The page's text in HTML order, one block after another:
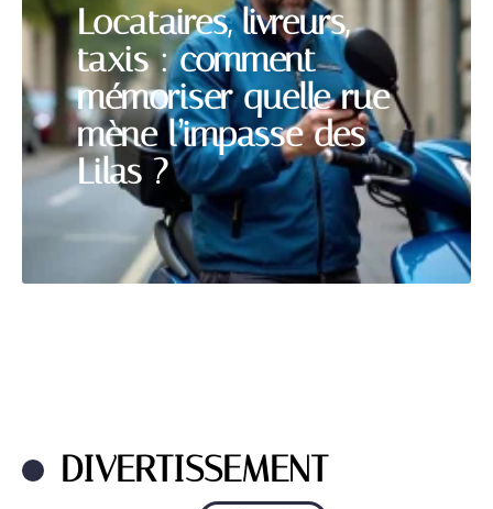
Locataires, livreurs,
taxis : comment
mémoriser quelle rue
mène l’impasse des
Lilas ?
DIVERTISSEMENT